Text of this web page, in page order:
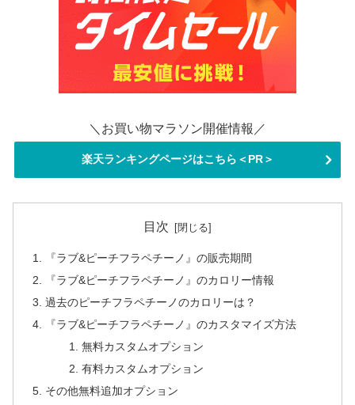
＼お買い物マラソン開催情報／
楽天ランキングページはこちら＜PR＞
目次
『ラブ&ピーチフラペチーノ』の販売期間
『ラブ&ピーチフラペチーノ』のカロリー情報
過去のピーチフラペチーノのカロリーは？
『ラブ&ピーチフラペチーノ』のカスタマイズ方法
無料カスタムオプション
有料カスタムオプション
その他無料追加オプション